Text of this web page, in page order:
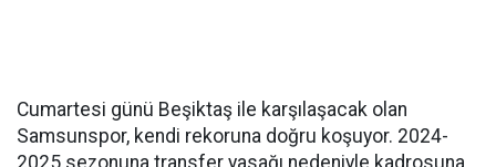
Cumartesi günü Beşiktaş ile karşılaşacak olan
Samsunspor, kendi rekoruna doğru koşuyor. 2024-
2025 sezonuna transfer yasağı nedeniyle kadrosuna